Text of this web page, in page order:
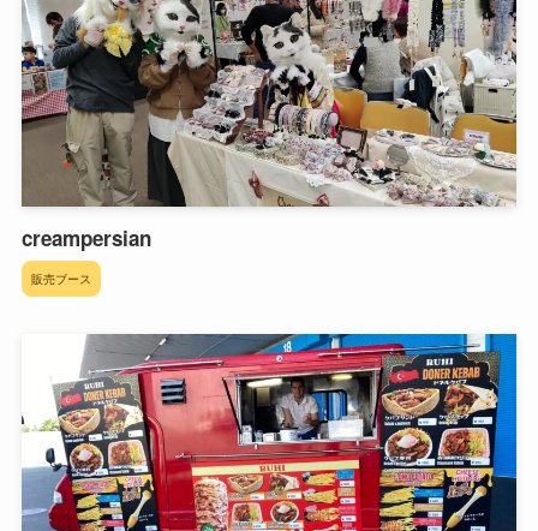
creampersian
販売ブース